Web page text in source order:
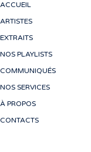
ACCUEIL
ARTISTES
EXTRAITS
NOS PLAYLISTS
COMMUNIQUÉS
NOS SERVICES
À PROPOS
CONTACTS